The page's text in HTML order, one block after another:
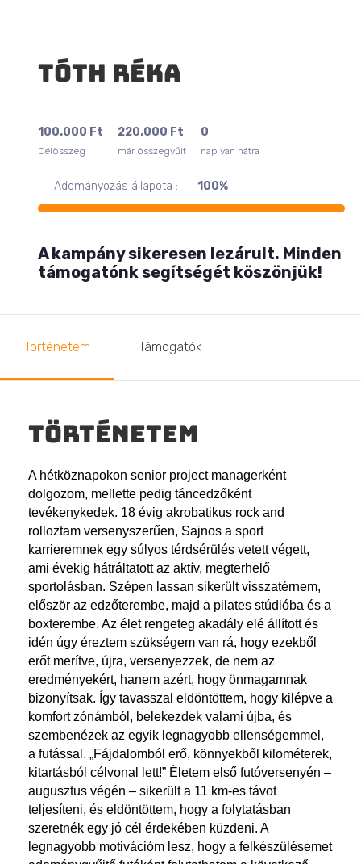
Tóth Réka
100.000 Ft
Célösszeg
220.000 Ft
már összegyűlt
0
nap van hátra
Adományozás állapota : 100%
A kampány sikeresen lezárult. Minden
támogatónk segítségét köszönjük!
Történetem Támogatók
Történetem
A hétköznapokon senior project managerként
dolgozom, mellette pedig táncedzőként
tevékenykedek. 18 évig akrobatikus rock and
rolloztam versenyszerűen, Sajnos a sport
karrieremnek egy súlyos térdsérülés vetett végett,
ami évekig hátráltatott az aktív, megterhelő
sportolásban. Szépen lassan sikerült visszatérnem,
először az edzőterembe, majd a pilates stúdióba és a
boxterembe. Az élet rengeteg akadály elé állított és
idén úgy éreztem szükségem van rá, hogy ezekből
erőt merítve, újra, versenyezzek, de nem az
eredményekért, hanem azért, hogy önmagamnak
bizonyítsak. Így tavasszal eldöntöttem, hogy kilépve a
komfort zónámból, belekezdek valami újba, és
szembenézek az egyik legnagyobb ellenségemmel,
a futással. „Fájdalomból erő, könnyekből kilométerek,
kitartásból célvonal lett!” Életem első futóversenyén –
augusztus végén – sikerült a 11 km-es távot
teljesíteni, és eldöntöttem, hogy a folytatásban
szeretnék egy jó cél érdekében küzdeni. A
legnagyobb motivációm lesz, hogy a felkészülésemet